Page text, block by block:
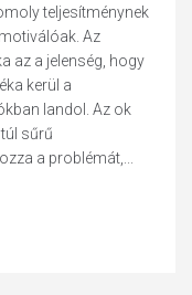
teljesítménynek
Az
az a jelenség, hogy
kerül a
landol. Az ok
sűrű
a problémát,...